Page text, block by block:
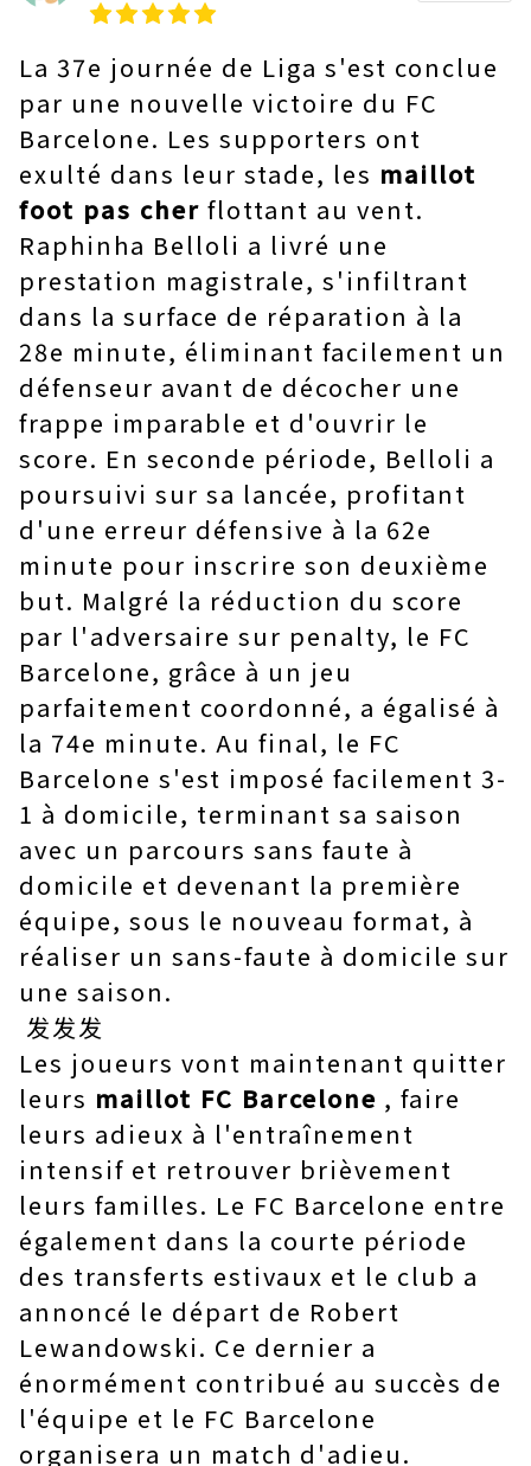
La 37e journée de Liga s'est conclue
par une nouvelle victoire du FC
Barcelone. Les supporters ont
exulté dans leur stade, les maillot
foot pas cher flottant au vent.
Raphinha Belloli a livré une
prestation magistrale, s'infiltrant
dans la surface de réparation à la
28e minute, éliminant facilement un
défenseur avant de décocher une
frappe imparable et d'ouvrir le
score. En seconde période, Belloli a
poursuivi sur sa lancée, profitant
d'une erreur défensive à la 62e
minute pour inscrire son deuxième
but. Malgré la réduction du score
par l'adversaire sur penalty, le FC
Barcelone, grâce à un jeu
parfaitement coordonné, a égalisé à
la 74e minute. Au final, le FC
Barcelone s'est imposé facilement 3-
1 à domicile, terminant sa saison
avec un parcours sans faute à
domicile et devenant la première
équipe, sous le nouveau format, à
réaliser un sans-faute à domicile sur
une saison.
发发发
Les joueurs vont maintenant quitter
leurs maillot FC Barcelone , faire
leurs adieux à l'entraînement
intensif et retrouver brièvement
leurs familles. Le FC Barcelone entre
également dans la courte période
des transferts estivaux et le club a
annoncé le départ de Robert
Lewandowski. Ce dernier a
énormément contribué au succès de
l'équipe et le FC Barcelone
organisera un match d'adieu.